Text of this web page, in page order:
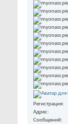
Регистрация
Адрес
Сообщений